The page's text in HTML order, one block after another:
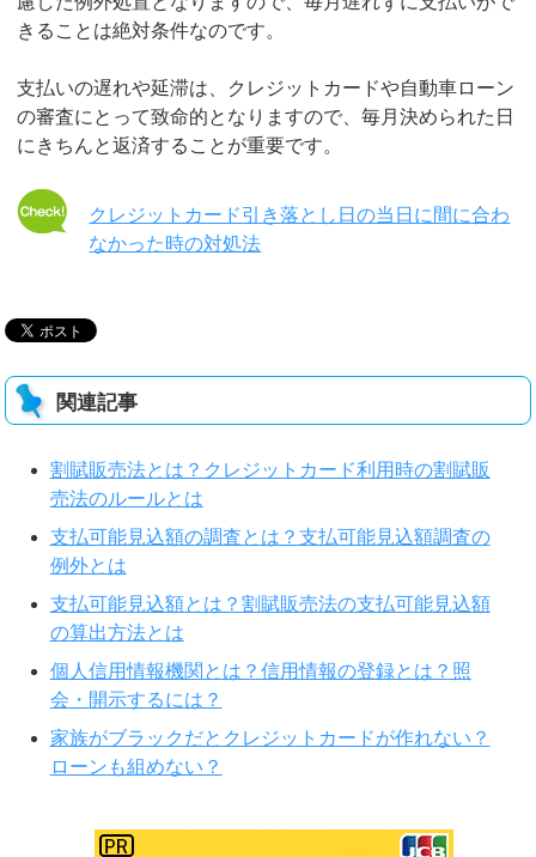
きることは絶対条件なのです。
支払いの遅れや延滞は、クレジットカードや自動車ローン
の審査にとって致命的となりますので、毎月決められた日
にきちんと返済することが重要です。
クレジットカード引き落とし日の当日に間に合わ
なかった時の対処法
関連記事
割賦販売法とは？クレジットカード利用時の割賦販
売法のルールとは
支払可能見込額の調査とは？支払可能見込額調査の
例外とは
支払可能見込額とは？割賦販売法の支払可能見込額
の算出方法とは
個人信用情報機関とは？信用情報の登録とは？照
会・開示するには？
家族がブラックだとクレジットカードが作れない？
ローンも組めない？